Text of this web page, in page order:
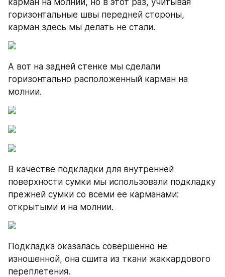
карман на молнии, но в этот раз, учитывая
горизонтальные швы передней стороны,
карман здесь мы делать не стали.
А вот на задней стенке мы сделали
горизонтально расположенный карман на
молнии.
В качестве подкладки для внутренней
поверхности сумки мы использовали подкладку
прежней сумки со всеми ее карманами:
открытыми и на молнии.
Подкладка оказалась совершенно не
изношенной, она сшита из ткани жаккардового
переплетения.